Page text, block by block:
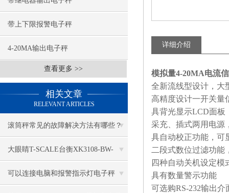
带上下限报警电子秤
4-20MA输出电子秤
查看更多 >>
相关文章
RELEVANT ARTICLES
滚筒秤常见的故障解决方法有哪些？
大眼睛T-SCALE台衡XK3108-BW-
150kg电子秤
可以连接电脑和报警指示灯电子秤
详细介绍
模拟量4-20MA电流
全新流线型设计，大
高精度设计一开关量
具背光显示LCD面板
采充、插式两用电源
具自动校正功能，可
二段式数位过滤功能
四种自动关机设定模
具有数量警示功能
可选购RS-232输出介